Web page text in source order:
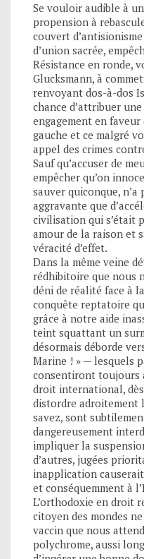
Se vouloir audible à
propension à
couvert
d’union sacrée,
Résistance en ronde,
Glucksmann, à
renvoyant dos-à-dos
chance d’attribuer
engagement en faveur
gauche et ce malgré
appel des crimes
Sauf qu’accuser de
empêcher qu’on
sauver quiconque, n’a
aggravante que
civilisation qui s’était
amour de la raison et
véracité d’effet.
Dans la même veine
rédhibitoire que nous
déni de réalité face à
conquête reptatoire
grâce à notre aide
teint squattant un
désormais déborde
Marine ! » — lesquels
consentiront toujours
droit international,
distordre adroitement
savez, sont
dangereusement
impliquer la
d’autres, jugées
inapplication
et conséquemment à
L’orthodoxie en droit
citoyen des mondes
vaccin que nous
polychrome, aussi